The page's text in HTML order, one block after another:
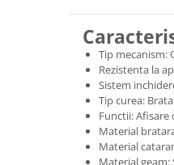
Tip mecanism:
Rezistenta la
Sistem
Tip curea:
Functii: Afisare
Material
Material
Material geam: